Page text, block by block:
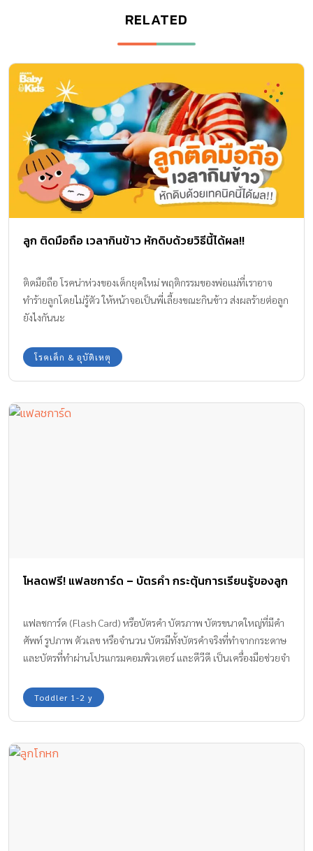
RELATED
ลูก ติดมือถือ เวลากินข้าว หักดิบด้วยวิธีนี้ได้ผล!!
ติดมือถือ โรคน่าห่วงของเด็กยุคใหม่ พฤติกรรมของพ่อแม่ที่เราอาจ
ทำร้ายลูกโดยไม่รู้ตัว ให้หน้าจอเป็นพี่เลี้ยงขณะกินข้าว ส่งผลร้ายต่อลูก
ยังไงกันนะ
โรคเด็ก & อุบัติเหตุ
โหลดฟรี! แฟลชการ์ด – บัตรคำ กระตุ้นการเรียนรู้ของลูก
แฟลชการ์ด (Flash Card) หรือบัตรคำ บัตรภาพ บัตรขนาดใหญ่ที่มีคำ
ศัพท์ รูปภาพ ตัวเลข หรือจำนวน บัตรมีทั้งบัตรคำจริงที่ทำจากกระดาษ
และบัตรที่ทำผ่านโปรแกรมคอมพิวเตอร์ และดีวีดี เป็นเครื่องมือช่วยจำ
รวดเร็ว ช่วยพัฒนาทักษะการมองเห็น และทักษะการฟัง แถมยังเป็น
กิจกรรมที่ดีสนุกสนานอีกกิจกรรมหนึ่งอีกด้วย
Toddler 1-2 y